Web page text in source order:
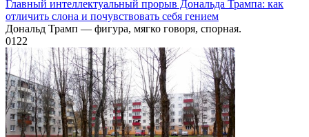
Главный интеллектуальный прорыв Дональда Трампа: как
отличить слона и почувствовать себя гением
Дональд Трамп — фигура, мягко говоря, спорная.
0122